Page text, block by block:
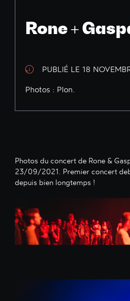
Rone +
PUBLIÉ LE 18
Photos : Plon.
Photos du concert de Rone &
23/09/2021. Premier concert
depuis bien longtemps !